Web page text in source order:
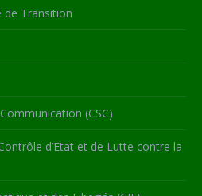
de Transition
(CSC)
d’Etat et de Lutte contre la